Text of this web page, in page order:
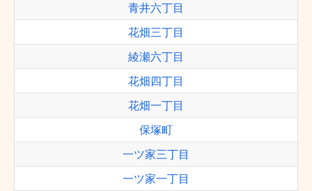
青井六丁目
花畑三丁目
綾瀬六丁目
花畑四丁目
花畑一丁目
保塚町
一ツ家三丁目
一ツ家一丁目